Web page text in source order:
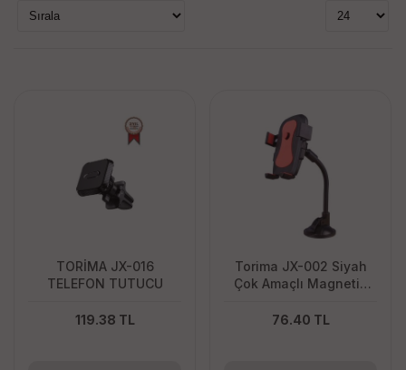
narita
Fiyat Aralığı
TORİMA JX-016
TELEFON TUTUCU
119.38 TL
Torima JX-002 Siyah
Çok Amaçlı Magnetic
Telefon Tutucu
76.40 TL